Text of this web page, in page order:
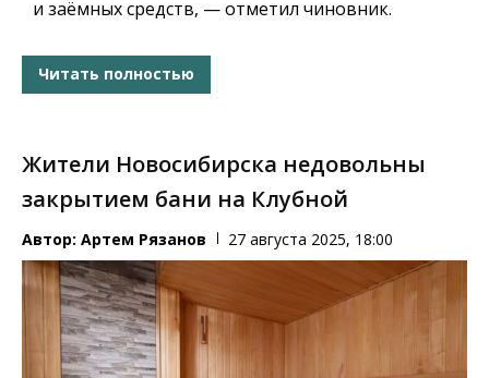
и заёмных средств, — отметил чиновник.
Читать полностью
Жители Новосибирска недовольны
закрытием бани на Клубной
Автор: Артем Рязанов 27 августа 2025, 18:00